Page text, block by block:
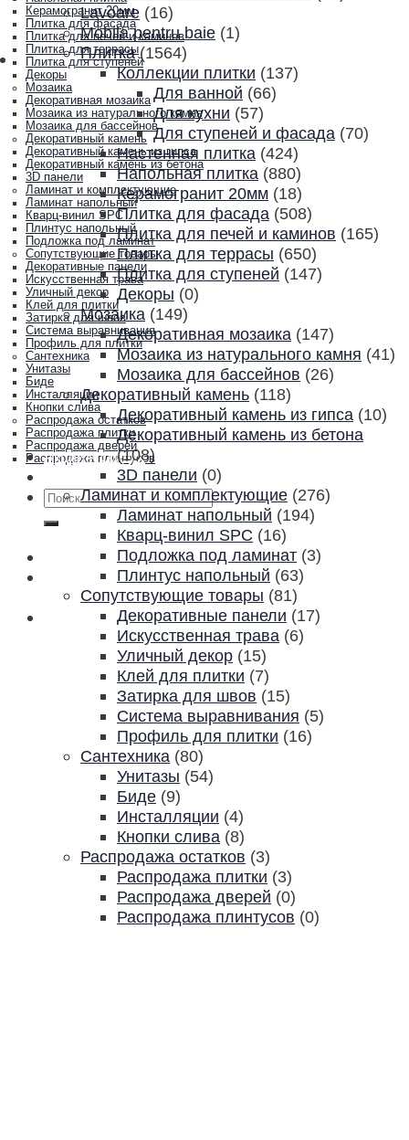
Керамогранит 20мм
Плитка для фасада
Плитка для печей и каминов
Плитка для террасы
Плитка для ступеней
Декоры
Мозаика
Декоративная мозаика
Мозаика из натурального камня
Мозаика для бассейнов
Декоративный камень
Декоративный камень из гипса
Декоративный камень из бетона
3D панели
Ламинат и комплектующие
Ламинат напольный
Кварц-винил SPC
Плинтус напольный
Подложка под ламинат
Сопутствующие товары
Декоративные панели
Искусственная трава
Уличный декор
Клей для плитки
Затирка для швов
Система выравнивания
Профиль для плитки
Сантехника
Унитазы
Биде
Инсталляции
Кнопки слива
Распродажа остатков
Распродажа плитки
Распродажа дверей
Распродажа плинтусов
Акции и скидки
Контакты
Искать:
Lavoare (16)
Mobila pentru baie (1)
Плитка (1564)
Коллекции плитки (137)
Для ванной (66)
Для кухни (57)
Для ступеней и фасада (70)
Настенная плитка (424)
Напольная плитка (880)
Керамогранит 20мм (18)
Плитка для фасада (508)
Плитка для печей и каминов (165)
Плитка для террасы (650)
Плитка для ступеней (147)
Декоры (0)
Мозаика (149)
Декоративная мозаика (147)
Мозаика из натурального камня (41)
Мозаика для бассейнов (26)
Декоративный камень (118)
Декоративный камень из гипса (10)
Декоративный камень из бетона
(108)
3D панели (0)
Ламинат и комплектующие (276)
Ламинат напольный (194)
Кварц-винил SPC (16)
Подложка под ламинат (3)
Плинтус напольный (63)
Сопутствующие товары (81)
Декоративные панели (17)
Искусственная трава (6)
Уличный декор (15)
Клей для плитки (7)
Затирка для швов (15)
Система выравнивания (5)
Профиль для плитки (16)
Сантехника (80)
Унитазы (54)
Биде (9)
Инсталляции (4)
Кнопки слива (8)
Распродажа остатков (3)
Распродажа плитки (3)
Распродажа дверей (0)
Распродажа плинтусов (0)